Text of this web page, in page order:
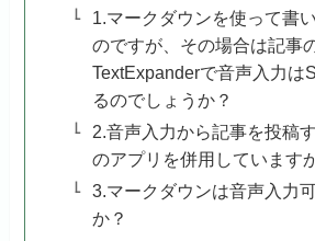
1.マークダウンを使って書
のですが、その場合は記事
TextExpanderで音声入力は
るのでしょうか？
2.音声入力から記事を投稿
のアプリを併用しています
3.マークダウンは音声入力
か？